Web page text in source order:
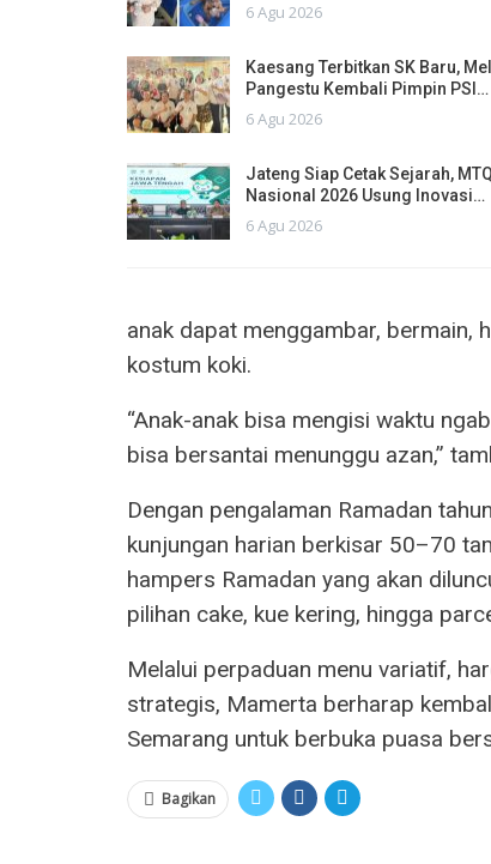
6 Agu 2026
Kaesang Terbitkan SK Baru,
Pangestu Kembali Pimpin PSI…
6 Agu 2026
Jateng Siap Cetak Sejarah, MTQ
Nasional 2026 Usung Inovasi…
6 Agu 2026
anak dapat menggambar, bermain,
kostum koki.
“Anak-anak bisa mengisi waktu
bisa bersantai menunggu azan,”
Dengan pengalaman Ramadan
kunjungan harian berkisar 50–70
hampers Ramadan yang akan
pilihan cake, kue kering, hingga
Melalui perpaduan menu variatif,
strategis, Mamerta berharap
Semarang untuk berbuka puasa
Bagikan